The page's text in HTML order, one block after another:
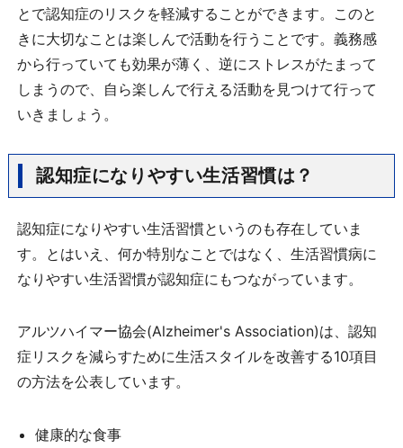
とで認知症のリスクを軽減することができます。このと
きに大切なことは楽しんで活動を行うことです。義務感
から行っていても効果が薄く、逆にストレスがたまって
しまうので、自ら楽しんで行える活動を見つけて行って
いきましょう。
認知症になりやすい生活習慣は？
認知症になりやすい生活習慣というのも存在していま
す。とはいえ、何か特別なことではなく、生活習慣病に
なりやすい生活習慣が認知症にもつながっています。
アルツハイマー協会(Alzheimer's Association)は、認知
症リスクを減らすために生活スタイルを改善する10項目
の方法を公表しています。
健康的な食事